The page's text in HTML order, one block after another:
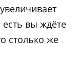
вы ждёте
столько же